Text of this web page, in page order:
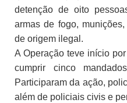
detenção de oito
armas de fogo,
de origem ilegal.
A Operação teve início
cumprir cinco
Participaram da ação,
além de policiais civis e